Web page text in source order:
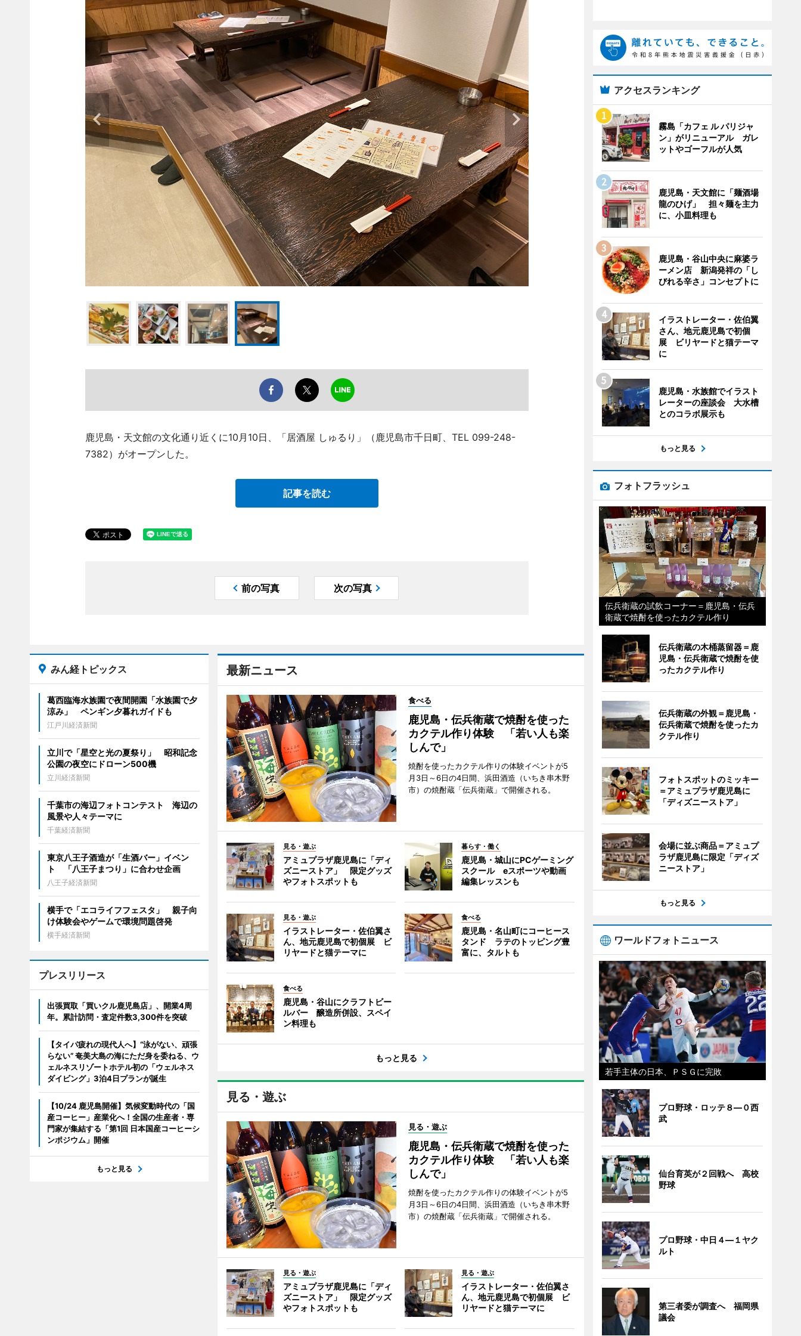
鹿児島・天文館の文化通り近くに10月10日、「居酒屋 しゅるり」（鹿児島市千日町、TEL 099-248-
7382）がオープンした。
記事を読む
前の写真 次の写真
最新ニュース
食べる
鹿児島・伝兵衛蔵で焼酎を使った
カクテル作り体験 「若い人も楽
しんで」
焼酎を使ったカクテル作りの体験イベントが5
月3日～6日の4日間、浜田酒造（いちき串木野
市）の焼酎蔵「伝兵衛蔵」で開催される。
見る・遊ぶ
アミュプラザ鹿児島に「ディ
ズニーストア」 限定グッズ
やフォトスポットも
暮らす・働く
鹿児島・城山にPCゲーミング
スクール eスポーツや動画
編集レッスンも
見る・遊ぶ
イラストレーター・佐伯翼さ
ん、地元鹿児島で初個展 ビ
リヤードと猫テーマに
食べる
鹿児島・名山町にコーヒース
タンド ラテのトッピング豊
富に、タルトも
食べる
鹿児島・谷山にクラフトビー
ルバー 醸造所併設、スペイ
ン料理も
もっと見る
見る・遊ぶ
見る・遊ぶ
鹿児島・伝兵衛蔵で焼酎を使った
カクテル作り体験 「若い人も楽
しんで」
焼酎を使ったカクテル作りの体験イベントが5
月3日～6日の4日間、浜田酒造（いちき串木野
市）の焼酎蔵「伝兵衛蔵」で開催される。
見る・遊ぶ
アミュプラザ鹿児島に「ディ
ズニーストア」 限定グッズ
やフォトスポットも
見る・遊ぶ
イラストレーター・佐伯翼さ
ん、地元鹿児島で初個展 ビ
リヤードと猫テーマに
みん経トピックス
葛西臨海水族園で夜間開園「水族園で夕
涼み」 ペンギン夕暮れガイドも
江戸川経済新聞
立川で「星空と光の夏祭り」 昭和記念
公園の夜空にドローン500機
立川経済新聞
千葉市の海辺フォトコンテスト 海辺の
風景や人々テーマに
千葉経済新聞
東京八王子酒造が「生酒バー」イベン
ト 「八王子まつり」に合わせ企画
八王子経済新聞
横手で「エコライフフェスタ」 親子向
け体験会やゲームで環境問題啓発
横手経済新聞
プレスリリース
出張買取「買いクル鹿児島店」、開業4周
年。累計訪問・査定件数3,300件を突破
【タイパ疲れの現代人へ】“泳がない、頑張
らない” 奄美大島の海にただ身を委ねる、ウ
ェルネスリゾートホテル初の「ウェルネス
ダイビング」3泊4日プランが誕生
【10/24 鹿児島開催】気候変動時代の「国
産コーヒー」産業化へ！全国の生産者・専
門家が集結する「第1回 日本国産コーヒーシ
ンポジウム」開催
もっと見る
アクセスランキング
霧島「カフェ ル パリジャ
ン」がリニューアル ガレ
ットやゴーフルが人気
鹿児島・天文館に「麺酒場
龍のひげ」 担々麺を主力
に、小皿料理も
鹿児島・谷山中央に麻婆ラ
ーメン店 新潟発祥の「し
びれる辛さ」コンセプトに
イラストレーター・佐伯翼
さん、地元鹿児島で初個
展 ビリヤードと猫テーマ
に
鹿児島・水族館でイラスト
レーターの座談会 大水槽
とのコラボ展示も
もっと見る
フォトフラッシュ
伝兵衛蔵の試飲コーナー＝鹿児島・伝兵
衛蔵で焼酎を使ったカクテル作り
伝兵衛蔵の木桶蒸留器＝鹿
児島・伝兵衛蔵で焼酎を使
ったカクテル作り
伝兵衛蔵の外観＝鹿児島・
伝兵衛蔵で焼酎を使ったカ
クテル作り
フォトスポットのミッキー
＝アミュプラザ鹿児島に
「ディズニーストア」
会場に並ぶ商品＝アミュプ
ラザ鹿児島に限定「ディズ
ニーストア」
もっと見る
ワールドフォトニュース
若手主体の日本、ＰＳＧに完敗
プロ野球・ロッテ８―０西
武
仙台育英が２回戦へ 高校
野球
プロ野球・中日４―１ヤク
ルト
第三者委が調査へ 福岡県
議会